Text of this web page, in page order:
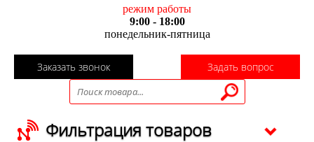
режим работы
9:00 - 18:00
понедельник-пятница
Заказать звонок Задать вопрос
Фильтрация товаров